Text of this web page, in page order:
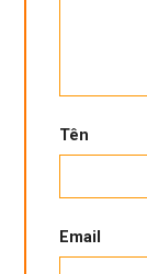
Tên
Email